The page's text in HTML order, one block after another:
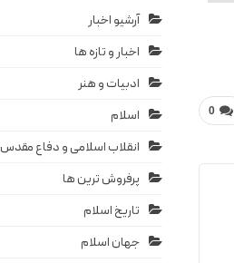
0
آرشیو اخبار
اخبار و تازه ها
ادبیات و هنر
اسلام
انقلاب اسلامی و دفاع مقدس
پرفروش ترین ها
تاریخ اسلام
جهان اسلام